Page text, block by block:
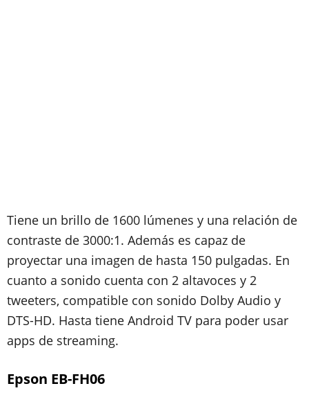
Tiene un brillo de 1600 lúmenes y una relación de
contraste de 3000:1. Además es capaz de
proyectar una imagen de hasta 150 pulgadas. En
cuanto a sonido cuenta con 2 altavoces y 2
tweeters, compatible con sonido Dolby Audio y
DTS-HD. Hasta tiene Android TV para poder usar
apps de streaming.
Epson EB-FH06